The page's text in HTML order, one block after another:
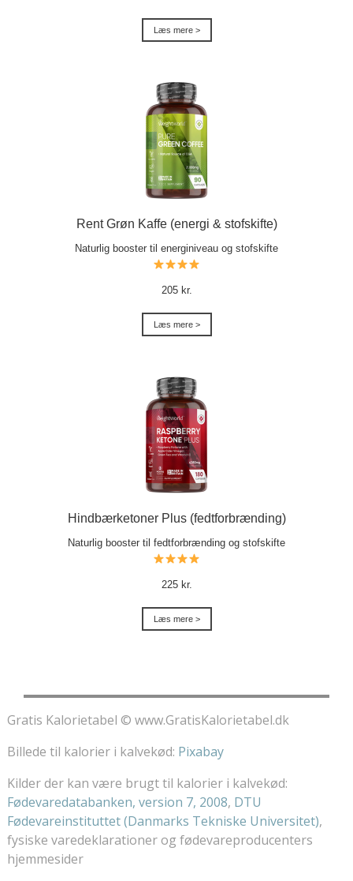
Læs mere >
Rent Grøn Kaffe (energi & stofskifte)
Naturlig booster til energiniveau og stofskifte
205 kr.
Læs mere >
Hindbærketoner Plus (fedtforbrænding)
Naturlig booster til fedtforbrænding og stofskifte
225 kr.
Læs mere >
Gratis Kalorietabel © www.GratisKalorietabel.dk
Billede til kalorier i kalvekød: Pixabay
Kilder der kan være brugt til kalorier i kalvekød:
Fødevaredatabanken, version 7, 2008, DTU
Fødevareinstituttet (Danmarks Tekniske Universitet),
fysiske varedeklarationer og fødevareproducenters
hjemmesider